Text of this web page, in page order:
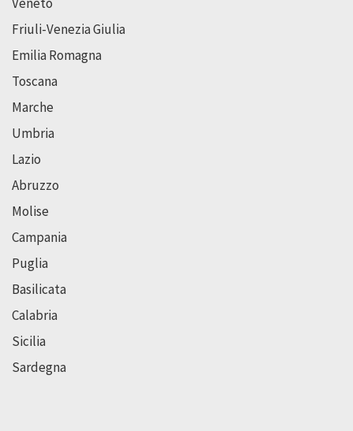
Veneto
Friuli-Venezia Giulia
Emilia Romagna
Toscana
Marche
Umbria
Lazio
Abruzzo
Molise
Campania
Puglia
Basilicata
Calabria
Sicilia
Sardegna